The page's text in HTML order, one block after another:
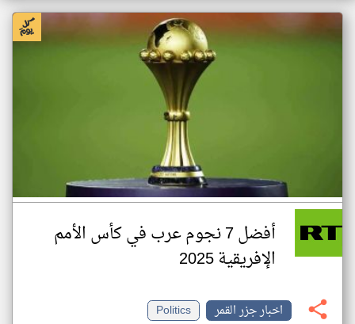
أفضل 7 نجوم عرب في كأس الأمم
الإفريقية 2025
اخبار جزر القمر
Politics